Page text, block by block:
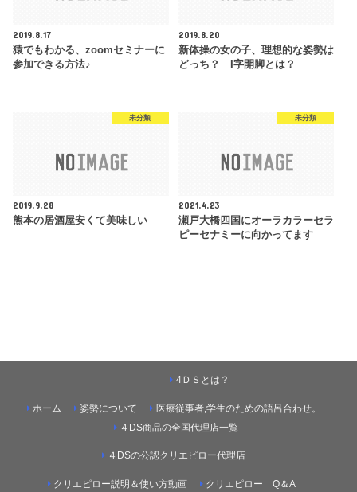
2019.8.17
猿でもわかる、zoomセミナーに
参加できる方法♪
2019.8.20
新体操の女の子、理想的な姿勢は
どっち？ I字開脚とは？
未分類
2019.9.28
熊本の居酒屋安くて美味しい
未分類
2021.4.23
瀬戸大橋四国にオーラカラーセラ
ピーセナミーに向かってます
ホーム
4ＤＳとは？
姿勢について
医療従事者,学生のための語呂合わせ。
４DS商品の全国代理店一覧
４DSの公認クリエピロー代理店
クリエピロー説明＆使い方動画
クリエピロー Q＆A